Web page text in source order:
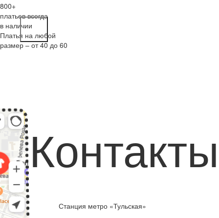
800+
платьев всегда
в наличии
Платья на любой
размер – от 40 до 60
Контакты
Станция метро «Тульская»